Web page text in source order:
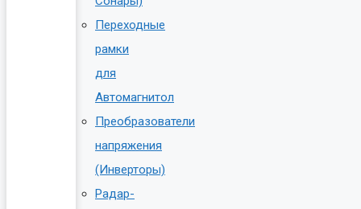
Переходные
рамки
для
Автомагнитол
Преобразователи
напряжения
(Инверторы)
Радар-